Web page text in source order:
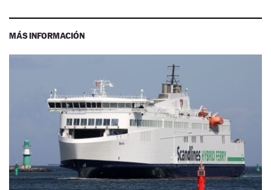
MÁS INFORMACIÓN